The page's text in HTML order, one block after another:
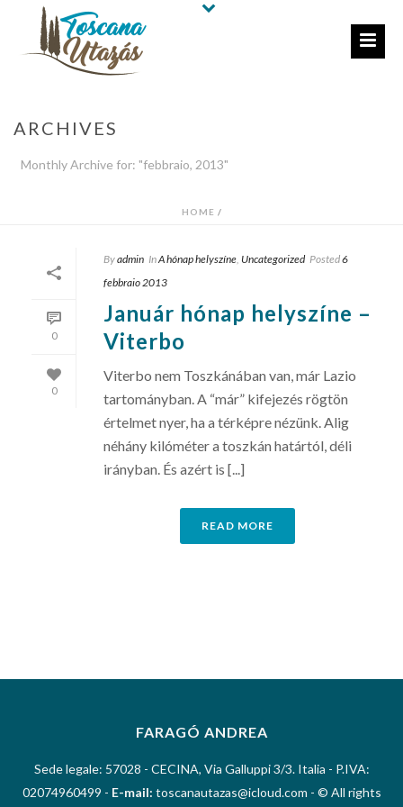
ARCHIVES
Monthly Archive for: "febbraio, 2013"
HOME /
0
0
Byadmin InA hónap helyszíne, Uncategorized Posted6
febbraio 2013
Január hónap helyszíne –
Viterbo
Viterbo nem Toszkánában van, már Lazio
tartományban. A “már” kifejezés rögtön
értelmet nyer, ha a térképre nézünk. Alig
néhány kilóméter a toszkán határtól, déli
irányban. És azért is [...]
READ MORE
FARAGÓ ANDREA
Sede legale: 57028 - CECINA, Via Galluppi 3/3. Italia - P.IVA:
02074960499 - E-mail: toscanautazas@icloud.com - © All rights